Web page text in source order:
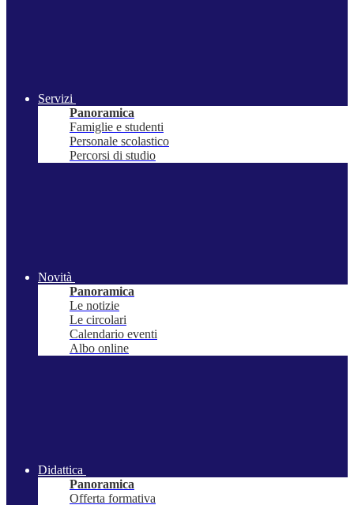
Servizi
Panoramica
Famiglie e studenti
Personale scolastico
Percorsi di studio
Novità
Panoramica
Le notizie
Le circolari
Calendario eventi
Albo online
Didattica
Panoramica
Offerta formativa